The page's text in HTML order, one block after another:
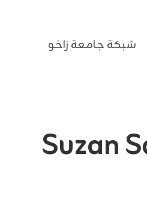
شبكة جامعة زاخو